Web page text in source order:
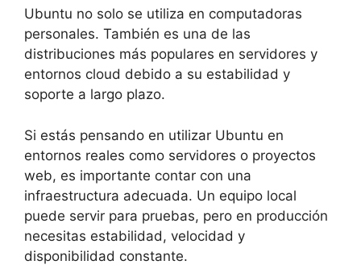
Ubuntu no solo se utiliza en computadoras
personales. También es una de las
distribuciones más populares en servidores y
entornos cloud debido a su estabilidad y
soporte a largo plazo.
Si estás pensando en utilizar Ubuntu en
entornos reales como servidores o proyectos
web, es importante contar con una
infraestructura adecuada. Un equipo local
puede servir para pruebas, pero en producción
necesitas estabilidad, velocidad y
disponibilidad constante.